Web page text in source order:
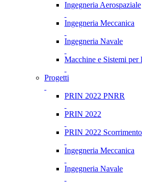
Ingegneria Aerospaziale
Ingegneria Meccanica
Ingegneria Navale
Macchine e Sistemi per
Progetti
PRIN 2022 PNRR
PRIN 2022
PRIN 2022 Scorrimento
Ingegneria Meccanica
Ingegneria Navale